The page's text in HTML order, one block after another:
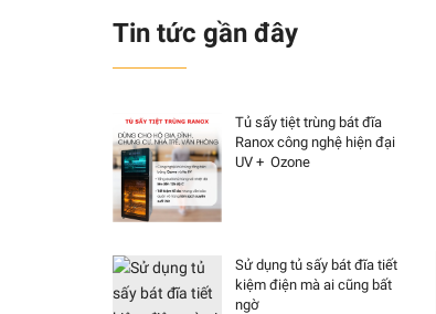
Tin tức gần đây
Tủ sấy tiệt trùng bát đĩa
Ranox công nghệ hiện đại
UV + Ozone
Sử dụng tủ sấy bát đĩa tiết
kiệm điện mà ai cũng bất
ngờ